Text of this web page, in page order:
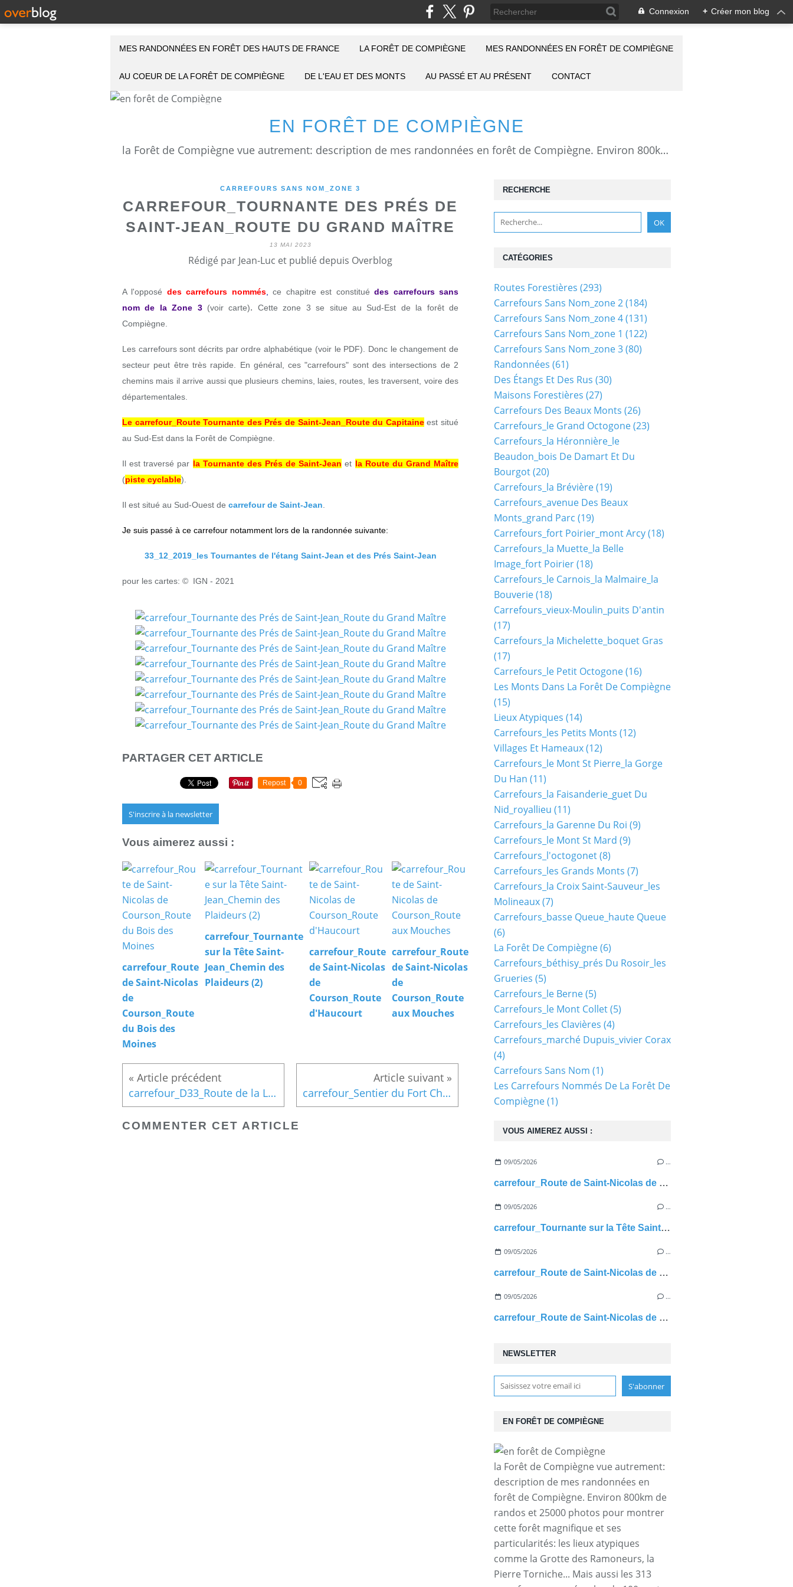
Connexion + Créer mon blog
EN FORÊT DE COMPIÈGNE
la Forêt de Compiègne vue autrement: description de mes randonnées en forêt de Compiègne. Environ 800km de randos et 25000 photos pour montrer cette forêt magnifique et ses particularités: les lieux atypiques comme la Grotte des Ramoneurs, la Pierre Torniche... Mais aussi les 313 carrefours nommés, plus de 100 routes forestières, les étangs, les Rus, des villages et hameaux ...
MES RANDONNÉES EN FORÊT DES HAUTS DE FRANCE LA FORÊT DE COMPIÈGNE MES RANDONNÉES EN FORÊT DE COMPIÈGNE
AU COEUR DE LA FORÊT DE COMPIÈGNE DE L'EAU ET DES MONTS AU PASSÉ ET AU PRÉSENT CONTACT
CARREFOURS SANS NOM_ZONE 3
CARREFOUR_TOURNANTE DES PRÉS DE
SAINT-JEAN_ROUTE DU GRAND MAÎTRE
13 MAI 2023
Rédigé par Jean-Luc et publié depuis Overblog
A l'opposé des carrefours nommés, ce chapitre est constituédes carrefours sans
nom de la Zone 3(voir carte).
Cette zone 3 se situe au Sud-Est de la forêt de
Compiègne.
Les carrefours sont décrits par ordre alphabétique (voir le PDF). Donc le changement de
secteur peut être très rapide. En général, ces "carrefours" sont des intersections de 2
chemins mais il arrive aussi que plusieurs chemins, laies, routes, les traversent, voire des
départementales.
Le carrefour_Route Tournante des Prés de Saint-Jean_Route du Capitaineest situé
au Sud-Est dans la Forêt de Compiègne.
Il est traversé par la Tournante des Prés de Saint-Jean et la Route du Grand Maître
(piste cyclable).
Il est situé au Sud-Ouest de carrefour de Saint-Jean
Je suis passé à ce carrefour notamment lors de la randonnée suivante:
33_12_2019_les Tournantes de l'étang Saint-Jean et des Prés Saint-Jean
pour les cartes: © IGN - 2021
PARTAGER CET ARTICLE
Repost 0
S'inscrire à la newsletter
Vous aimerez aussi :
carrefour_Route
de Saint-Nicolas
de
Courson_Route
du Bois des
Moines
carrefour_Tournante
sur la Tête Saint-
Jean_Chemin des
Plaideurs (2)
carrefour_Route
de Saint-Nicolas
de
Courson_Route
d'Haucourt
carrefour_Route
de Saint-Nicolas
de
Courson_Route
aux Mouches
carrefour_D33_Route de la Loge Lambert carrefour_Sentier du Fort Cheval_Sentier du Four d'en Haut
COMMENTER CET ARTICLE
NEWSLETTER
RECHERCHE
EN FORÊT DE COMPIÈGNE
la Forêt de Compiègne vue autrement:
description de mes randonnées en
forêt de Compiègne. Environ 800km de
randos et 25000 photos pour montrer
cette forêt magnifique et ses
particularités: les lieux atypiques
comme la Grotte des Ramoneurs, la
Pierre Torniche... Mais aussi les 313
VOUS AIMEREZ AUSSI :
09/05/2026 …
carrefour_Route de Saint-Nicolas de Courson_Route du Bois des Moines
09/05/2026 …
carrefour_Tournante sur la Tête Saint-Jean_Chemin des Plaideurs (2)
09/05/2026 …
carrefour_Route de Saint-Nicolas de Courson_Route d'Haucourt
09/05/2026 …
carrefour_Route de Saint-Nicolas de Courson_Route aux Mouches
CATÉGORIES
Routes Forestières (293)
Carrefours Sans Nom_zone 2(184)
Carrefours Sans Nom_zone 4(131)
Carrefours Sans Nom_zone 1 (122)
Carrefours Sans Nom_zone 3(80)
Randonnées (61)
Des Étangs Et Des Rus (30)
Maisons Forestières (27)
Carrefours Des Beaux Monts (26)
Carrefours_le Grand Octogone(23)
Carrefours_la Héronnière_le
Beaudon_bois De Damart Et Du
Bourgot(20)
Carrefours_la Brévière(19)
Carrefours_avenue Des Beaux
Monts_grand Parc (19)
Carrefours_fort Poirier_mont Arcy(18)
Carrefours_la Muette_la Belle
Image_fort Poirier(18)
Carrefours_le Carnois_la Malmaire_la
Bouverie(18)
Carrefours_vieux-Moulin_puits D'antin
(17)
Carrefours_la Michelette_boquet Gras
(17)
Carrefours_le Petit Octogone(16)
Les Monts Dans La Forêt De Compiègne
(15)
Lieux Atypiques (14)
Carrefours_les Petits Monts (12)
Villages Et Hameaux(12)
Carrefours_le Mont St Pierre_la Gorge
Du Han (11)
Carrefours_la Faisanderie_guet Du
Nid_royallieu (11)
Carrefours_la Garenne Du Roi (9)
Carrefours_le Mont St Mard (9)
Carrefours_l'octogonet(8)
Carrefours_les Grands Monts (7)
Carrefours_la Croix Saint-Sauveur_les
Molineaux(7)
Carrefours_basse Queue_haute Queue
(6)
La Forêt De Compiègne(6)
Carrefours_béthisy_prés Du Rosoir_les
Grueries (5)
Carrefours_le Berne(5)
Carrefours_le Mont Collet(5)
Carrefours_les Clavières (4)
Carrefours_marché Dupuis_vivier Corax
(4)
Carrefours Sans Nom (1)
Les Carrefours Nommés De La Forêt De
Compiègne(1)